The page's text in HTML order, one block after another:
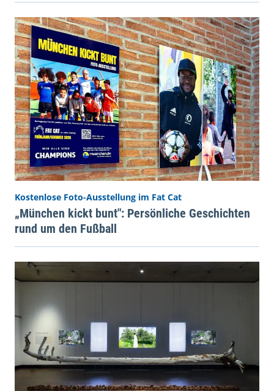
Kostenlose Foto-Ausstellung im Fat Cat
„München kickt bunt": Persönliche Geschichten
rund um den Fußball